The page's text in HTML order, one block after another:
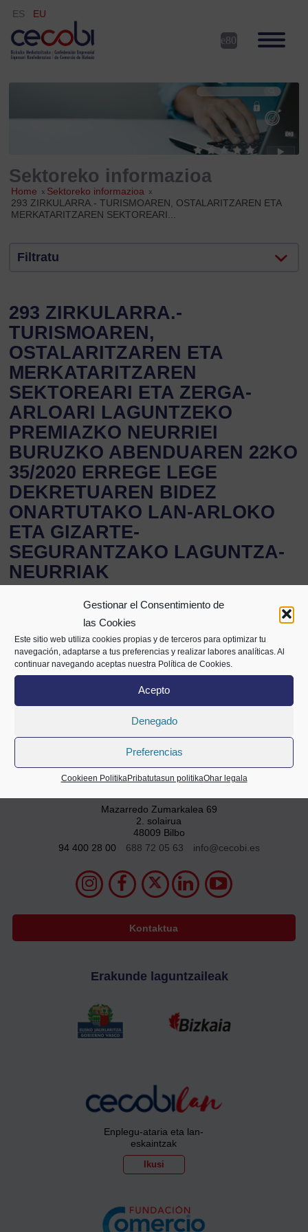
Gestionar el Consentimiento de
las Cookies
Este sitio web utiliza cookies propias y de terceros para optimizar tu
navegación, adaptarse a tus preferencias y realizar labores analíticas. Al
continuar navegando aceptas nuestra Política de Cookies.
Acepto
Denegado
Preferencias
Cookieen PolitikaPribatutasun politikaOhar legala
ES EU
Sektoreko informazioa
Home » Sektoreko informazioa »
293 ZIRKULARRA.- TURISMOAREN, OSTALARITZAREN ETA
MERKATARITZAREN SEKTOREARI...
Filtratu
293 ZIRKULARRA.-
TURISMOAREN,
OSTALARITZAREN ETA
MERKATARITZAREN
SEKTOREARI ETA ZERGA-
ARLOARI LAGUNTZEKO
PREMIAZKO NEURRIEI
BURUZKO ABENDUAREN 22KO
35/2020 ERREGE LEGE
DEKRETUAREN BIDEZ
ONARTUTAKO LAN-ARLOKO
ETA GIZARTE-
SEGURANTZAKO LAGUNTZA-
NEURRIAK
KOMUNIKAZIO OFIZIALAK ZIRKULAR OROKORRAK
Partekatu
Mazarredo Zumarkalea 69
2. solairua
48009 Bilbo
94 400 28 00
688 72 05 63 info@cecobi.es
Kontaktua
Erakunde laguntzaileak
Enplegu-ataria eta lan-
eskaintzak
Ikusi